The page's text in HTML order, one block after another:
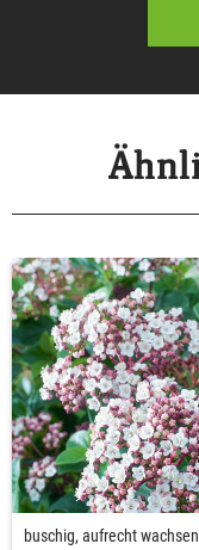
buschig, aufrecht